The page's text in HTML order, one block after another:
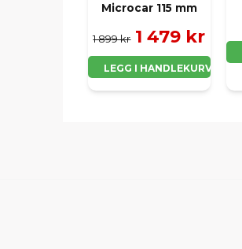
Microcar 115 mm
1 899 kr 1 479 kr
LEGG I HANDLEKURV